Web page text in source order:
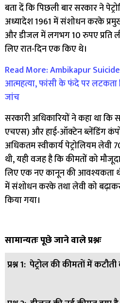
बता दें कि पिछली बार सरकार ने
अध्यादेश 1961 में संशोधन करके प्रमुख
और डीजल में लगभग 10 रुपए प्रति
लिए रात-दिन एक किए थे।
Read More: Ambikapur
आत्महत्या, फांसी के फंदे पर
जांच
सरकारी अधिकारियों ने कहा था कि
एचएस) और हाई-ऑक्टेन ब्लेंडिंग
अधिकतम स्वीकार्य पेट्रोलियम लेवी
थी, यही वजह है कि कीमतों को
लिए एक नए कानून की आवश्यकता
में संशोधन करके तथा लेवी को
किया गया।
सामान्यतः पूछे जाने वाले प्रश्नः
प्रश्न 1: पेट्रोल की कीमतों में